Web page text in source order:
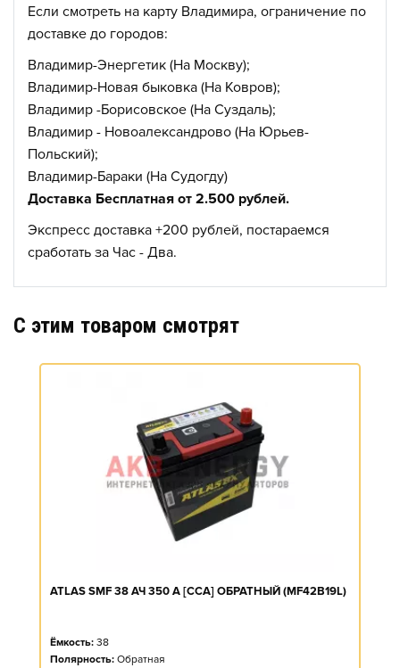
Если смотреть на карту Владимира, ограничение по
доставке до городов:
Владимир-Энергетик (На Москву);
Владимир-Новая быковка (На Ковров);
Владимир -Борисовское (На Суздаль);
Владимир - Новоалександрово (На Юрьев-
Польский);
Владимир-Бараки (На Судогду)
Доставка Бесплатная от 2.500 рублей.
Экспресс доставка +200 рублей, постараемся
сработать за Час - Два.
C этим товаром смотрят
ATLAS SMF 38 АЧ 350 А [CCA] ОБРАТНЫЙ (MF42B19L)
Ёмкость: 38
Полярность: Обратная